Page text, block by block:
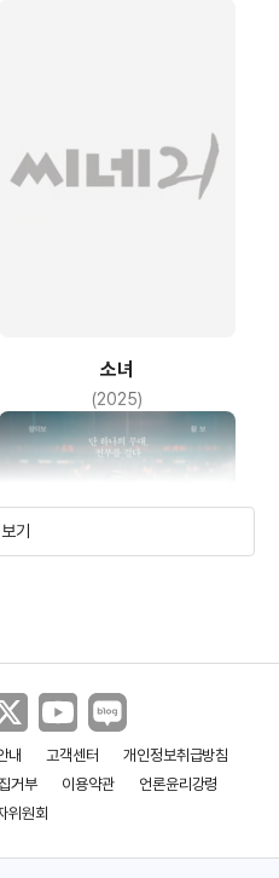
소녀
(2025)
원 앤 온리
기
내 고객센터
개인정보취급방침
거부 이용약관
언론윤리강령
위원회